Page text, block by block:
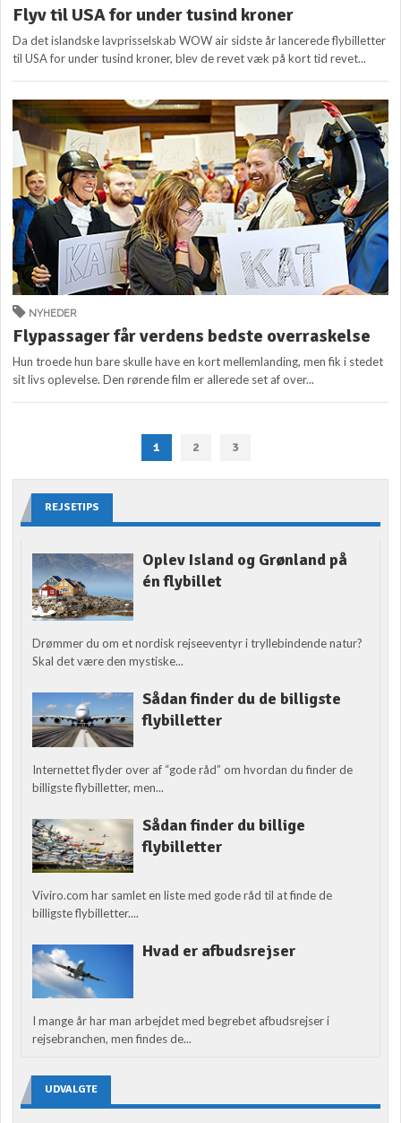
Flyv til USA for under tusind kroner
Da det islandske lavprisselskab WOW air sidste år lancerede flybilletter
til USA for under tusind kroner, blev de revet væk på kort tid revet...
NYHEDER
Flypassager får verdens bedste overraskelse
Hun troede hun bare skulle have en kort mellemlanding, men fik i stedet
sit livs oplevelse. Den rørende film er allerede set af over...
1 2 3
REJSETIPS
Oplev Island og Grønland på
én flybillet
Drømmer du om et nordisk rejseeventyr i tryllebindende natur?
Skal det være den mystiske...
Sådan finder du de billigste
flybilletter
Internettet flyder over af “gode råd” om hvordan du finder de
billigste flybilletter, men...
Sådan finder du billige
flybilletter
Viviro.com har samlet en liste med gode råd til at finde de
billigste flybilletter....
Hvad er afbudsrejser
I mange år har man arbejdet med begrebet afbudsrejser i
rejsebranchen, men findes de...
UDVALGTE